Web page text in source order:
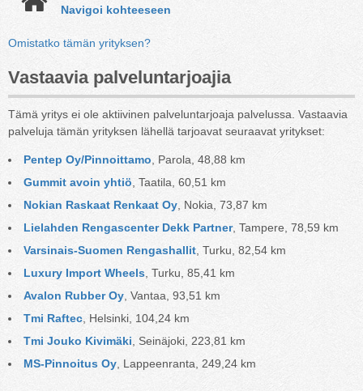
Navigoi kohteeseen
Omistatko tämän yrityksen?
Vastaavia palveluntarjoajia
Tämä yritys ei ole aktiivinen palveluntarjoaja palvelussa. Vastaavia
palveluja tämän yrityksen lähellä tarjoavat seuraavat yritykset:
Pentep Oy/Pinnoittamo , Parola, 48,88 km
Gummit avoin yhtiö , Taatila, 60,51 km
Nokian Raskaat Renkaat Oy , Nokia, 73,87 km
Lielahden Rengascenter Dekk Partner, Tampere, 78,59 km
Varsinais-Suomen Rengashallit , Turku, 82,54 km
Luxury Import Wheels , Turku, 85,41 km
Avalon Rubber Oy , Vantaa, 93,51 km
Tmi Raftec , Helsinki, 104,24 km
Tmi Jouko Kivimäki , Seinäjoki, 223,81 km
MS-Pinnoitus Oy , Lappeenranta, 249,24 km